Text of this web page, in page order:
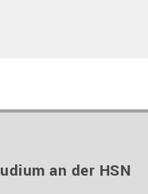
an der HSN